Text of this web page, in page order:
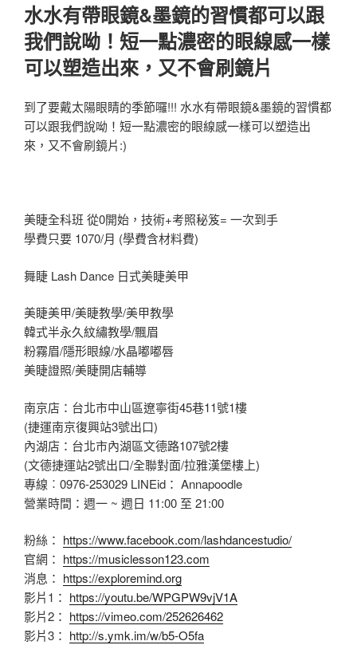
於
水水有帶眼鏡&墨鏡的習慣都可以跟
我們說呦！短一點濃密的眼線感一樣
可以塑造出來，又不會刷鏡片
到了要戴太陽眼睛的季節囉!!! 水水有帶眼鏡&墨鏡的習慣都
可以跟我們說呦！短一點濃密的眼線感一樣可以塑造出
來，又不會刷鏡片:)
美睫全科班 從0開始，技術+考照秘笈= 一次到手
學費只要 1070/月 (學費含材料費)
舞睫 Lash Dance 日式美睫美甲
美睫美甲/美睫教學/美甲教學
韓式半永久紋繡教學/飄眉
粉霧眉/隱形眼線/水晶嘟嘟唇
美睫證照/美睫開店輔導
南京店：台北市中山區遼寧街45巷11號1樓
(捷運南京復興站3號出口)
內湖店：台北市內湖區文德路107號2樓
(文德捷運站2號出口/全聯對面/拉雅漢堡樓上)
專線︰0976-253029 LINEid： Annapoodle
營業時間：週一 ~ 週日 11:00 至 21:00
粉絲： https://www.facebook.com/lashdancestudio/
官網： https://musiclesson123.com
消息： https://exploremind.org
影片1： https://youtu.be/WPGPW9vjV1A
影片2： https://vimeo.com/252626462
影片3： http://s.ymk.im/w/b5-O5fa